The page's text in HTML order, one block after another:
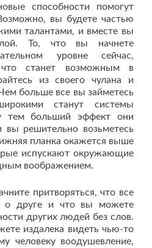
способности помогут
вы будете частью
талантами, и вместе вы
То, что вы начнете
уровне сейчас,
станет возможным в
из своего чулана и
больше все вы займетесь
станут системы
тем больший эффект они
вы решительно возьметесь
планка окажется выше
испускают окружающие
воображением.
притворяться, что все
о друге и что вы можете
других людей без слов.
издалека видеть чью-то
человеку воодушевление,